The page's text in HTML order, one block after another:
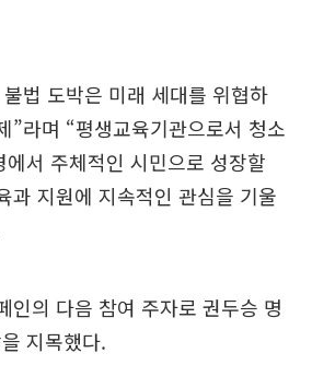
법 도박은 미래 세대를 위협하
”라며 “평생교육기관으로서 청소
서 주체적인 시민으로 성장할
과 지원에 지속적인 관심을 기울
인의 다음 참여 주자로 권두승 명
지목했다.